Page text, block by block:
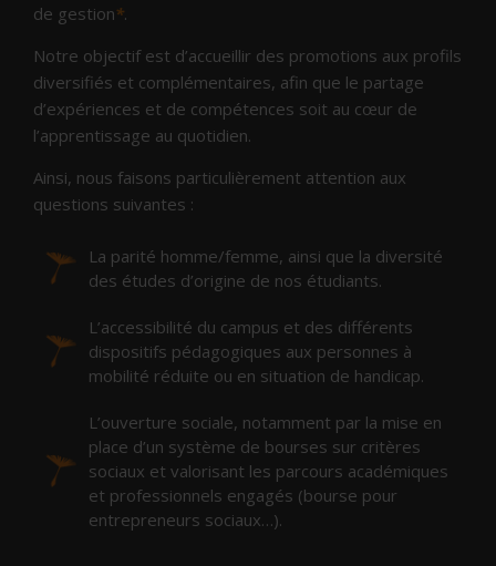
de gestion*.
Notre objectif est d’accueillir des promotions aux profils
diversifiés et complémentaires, afin que le partage
d’expériences et de compétences soit au cœur de
l’apprentissage au quotidien.
Ainsi, nous faisons particulièrement attention aux
questions suivantes :
La parité homme/femme, ainsi que la diversité
des études d’origine de nos étudiants.
L’accessibilité du campus et des différents
dispositifs pédagogiques aux personnes à
mobilité réduite ou en situation de handicap.
L’ouverture sociale, notamment par la mise en
place d’un système de bourses sur critères
sociaux et valorisant les parcours académiques
et professionnels engagés (bourse pour
entrepreneurs sociaux…).